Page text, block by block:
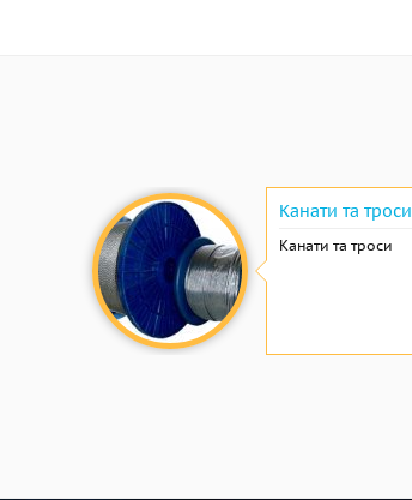
Канати та троси
Канати та троси